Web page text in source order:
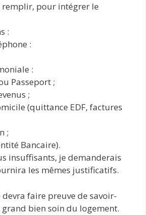
remplir, pour intégrer le
:
:
:
Passeport ;
;
(quittance EDF, factures
;
Bancaire).
insuffisants, je demanderais
les mêmes justificatifs.
devra faire preuve de savoir-
bien soin du logement.